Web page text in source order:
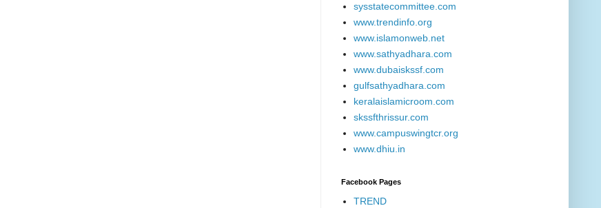
sysstatecommittee.com
www.trendinfo.org
www.islamonweb.net
www.sathyadhara.com
www.dubaiskssf.com
gulfsathyadhara.com
keralaislamicroom.com
skssfthrissur.com
www.campuswingtcr.org
www.dhiu.in
Facebook Pages
TREND